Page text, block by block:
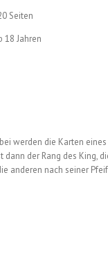
Seiten
18 Jahren
werden die Karten
der Rang des King,
anderen nach seiner